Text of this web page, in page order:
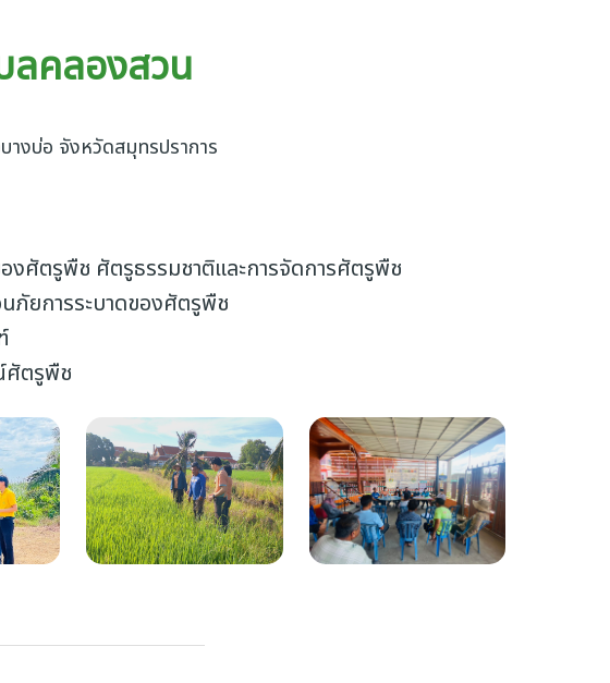
คลองสวน
างบ่อ จังหวัดสมุทรปราการ
งศัตรูพืช ศัตรูธรรมชาติและการจัดการศัตรูพืช
ภัยการระบาดของศัตรูพืช
ศัตรูพืช